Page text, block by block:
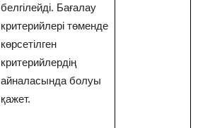
белгілейді. Бағалау
критерийлері төменде
көрсетілген
критерийлердің
айналасында болуы
қажет.